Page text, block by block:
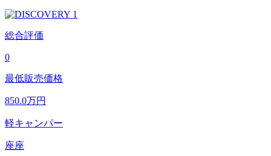
総合評価
0
最低販売価格
850.0万円
軽キャンパー
座座